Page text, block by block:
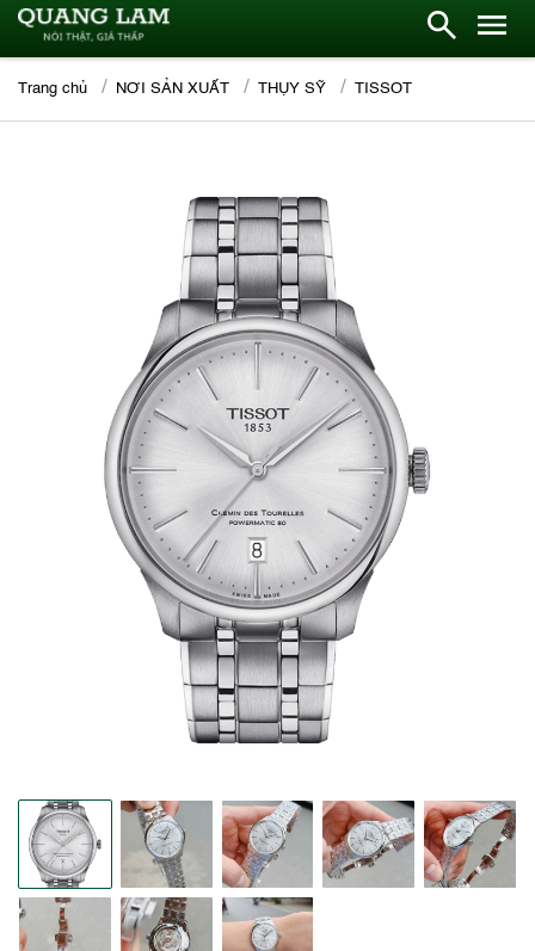
Trang chủ NƠI SẢN XUẤT THỤY SỸ TISSOT